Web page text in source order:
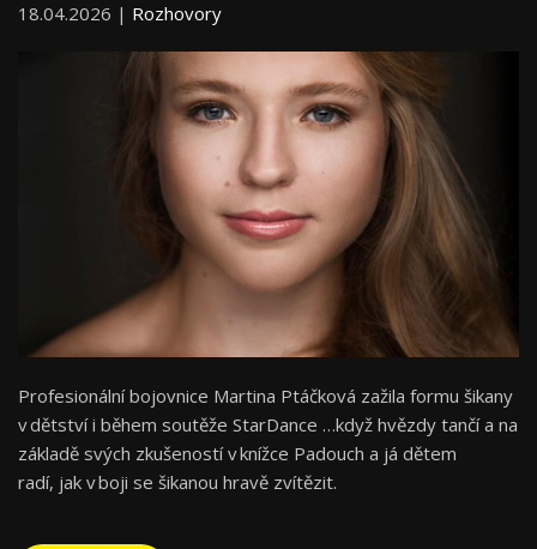
18.04.2026 | Rozhovory
Profesionální bojovnice Martina Ptáčková zažila formu šikany
v dětství i během soutěže StarDance …když hvězdy tančí a na
základě svých zkušeností v knížce Padouch a já dětem
radí, jak v boji se šikanou hravě zvítězit.